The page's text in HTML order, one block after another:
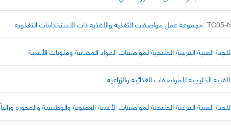
TC05- مجموعة عمل مواصفات التغذية والأغذية ذات الاستخدامات التغذوية
الفنية الفرعية الخليجية لمواصفات المواد المضافة وملوثات الأغذية
الخليجية للمواصفات الغذائية والزراعية
الفنية الفرعية الخليجية لمواصفات الأغذية العضوية والوظيفية والمحورة وراثياً